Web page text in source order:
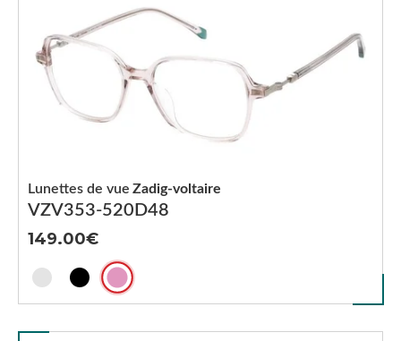
VZV353-520D48
Lunettes de vue Zadig-voltaire
149.00